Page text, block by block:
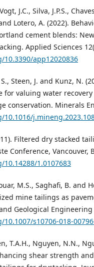
J.C., Silva, J.P.S.,
Lotero, A. (2022).
cement blends:
Applied Sciences
app12020836
Steen, J. and Kunz, N.
for valuing water
conservation. Minerals
Filtered dry stacked
Conference, Vancouver,
1.0107683
M.S., Saghafi, B. and
mine tailings as
Geological Engineering
s10706-018-
T.A.H., Nguyen, N.N.,
shear strength